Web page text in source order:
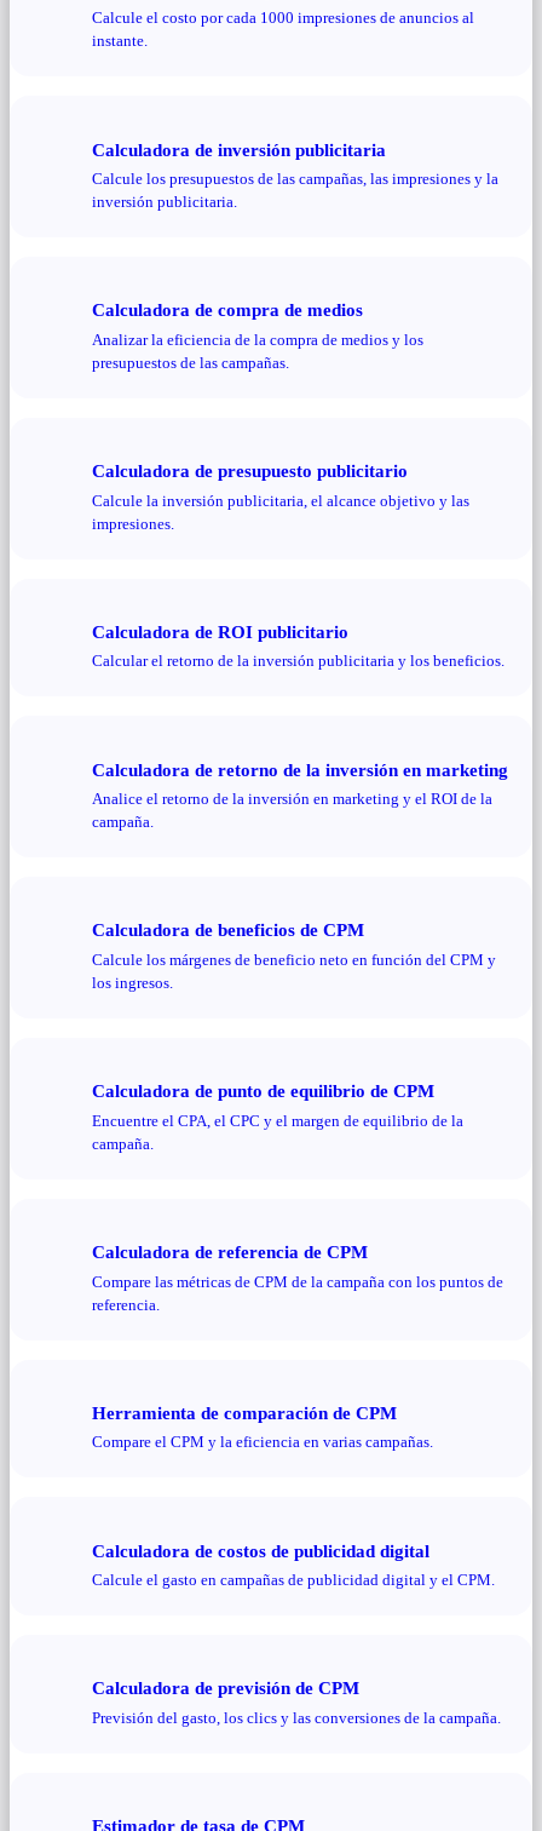
Calcule el costo por cada 1000 impresiones de anuncios al
instante.
Calculadora de inversión publicitaria
Calcule los presupuestos de las campañas, las impresiones y la
inversión publicitaria.
Calculadora de compra de medios
Analizar la eficiencia de la compra de medios y los
presupuestos de las campañas.
Calculadora de presupuesto publicitario
Calcule la inversión publicitaria, el alcance objetivo y las
impresiones.
Calculadora de ROI publicitario
Calcular el retorno de la inversión publicitaria y los beneficios.
Calculadora de retorno de la inversión en marketing
Analice el retorno de la inversión en marketing y el ROI de la
campaña.
Calculadora de beneficios de CPM
Calcule los márgenes de beneficio neto en función del CPM y
los ingresos.
Calculadora de punto de equilibrio de CPM
Encuentre el CPA, el CPC y el margen de equilibrio de la
campaña.
Calculadora de referencia de CPM
Compare las métricas de CPM de la campaña con los puntos de
referencia.
Herramienta de comparación de CPM
Compare el CPM y la eficiencia en varias campañas.
Calculadora de costos de publicidad digital
Calcule el gasto en campañas de publicidad digital y el CPM.
Calculadora de previsión de CPM
Previsión del gasto, los clics y las conversiones de la campaña.
Estimador de tasa de CPM